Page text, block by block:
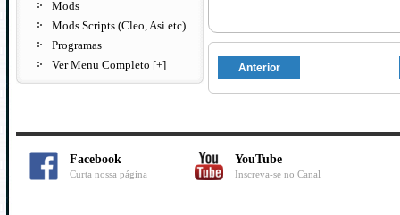
Mods
Mods Scripts (Cleo, Asi etc)
Programas
Ver Menu Completo [+]
Anterior
Facebook
Curta nossa página
YouTube
Inscreva-se no Canal